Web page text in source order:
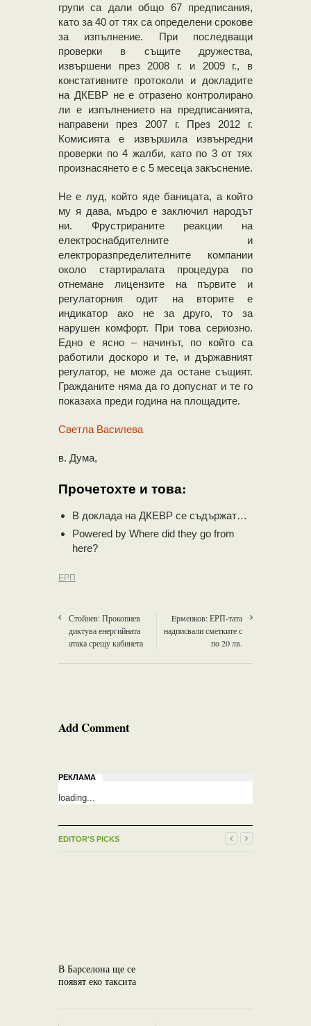
групи са дали общо 67 предписания,
като за 40 от тях са определени срокове
за изпълнение. При последващи
проверки в същите дружества,
извършени през 2008 г. и 2009 г., в
констативните протоколи и докладите
на ДКЕВР не е отразено контролирано
ли е изпълнението на предписанията,
направени през 2007 г. През 2012 г.
Комисията е извършила извънредни
проверки по 4 жалби, като по 3 от тях
произнасянето е с 5 месеца закъснение.
Не е луд, който яде баницата, а който
му я дава, мъдро е заключил народът
ни. Фрустрираните реакции на
електроснабдителните и
електроразпределителните компании
около стартиралата процедура по
отнемане лицензите на първите и
регулаторния одит на вторите е
индикатор ако не за друго, то за
нарушен комфорт. При това сериозно.
Едно е ясно – начинът, по който са
работили доскоро и те, и държавният
регулатор, не може да остане същият.
Гражданите няма да го допуснат и те го
показаха преди година на площадите.
Светла Василева
в. Дума,
Прочетохте и това:
В доклада на ДКЕВР се съдържат…
Powered by Where did they go from
here?
ЕРП
Стойнев: Прокопиев
диктува енергийната
атака срещу кабинета
Eрменков: ЕРП-тата
надписвали сметките с
по 20 лв.
Add Comment
РЕКЛАМА
loading...
EDITOR'S PICKS
В Барселона ще се
появят еко таксита